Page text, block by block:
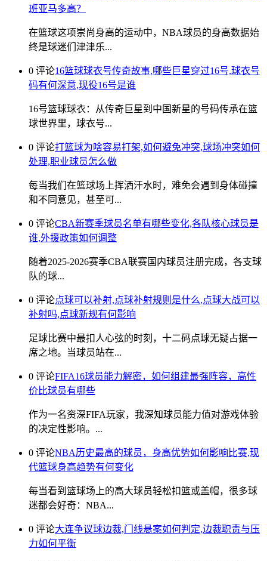
班亚马多高？
在篮球这项崇尚身高的运动中，NBA球员的身高数据始
终是球迷们津津乐...
0 评论16篮球球衣号传奇故事,哪些巨星穿过16号,球衣号
码有何深意,现役16号是谁
16号篮球球衣：从传奇巨星到中国新星的号码传承在篮
球世界里，球衣号...
0 评论打篮球为啥容易打架,如何避免冲突,球场冲突如何
处理,职业球员怎么做
每当我们在篮球场上挥洒汗水时，难免会遇到身体碰撞
和不同意见，甚至可...
0 评论CBA新赛季球员名单有哪些变化,各队核心球员是
谁,外援政策如何调整
随着2025-2026赛季CBA联赛国内球员注册完成，各支球
队的球...
0 评论点球可以补射,点球补射规则是什么,点球大战可以
补射吗,点球新规有何影响
足球比赛中最扣人心弦的时刻，十二码点球无疑占据一
席之地。当球员站在...
0 评论FIFA16球员能力解密，如何组建最强阵容，高性
价比球员有哪些
作为一名资深FIFA玩家，我深知球员能力值对游戏体验
的决定性影响。...
0 评论NBA历史最高的球员，身高优势如何影响比赛,现
代篮球身高趋势有何变化
每当看到篮球场上的高大球员轻松扣篮或盖帽，很多球
迷都会好奇：NBA...
0 评论大连争议球边裁,门线悬案如何判定,边裁职责与压
力如何平衡